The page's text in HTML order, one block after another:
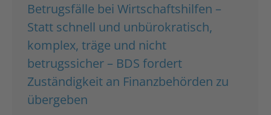
Betrugsfälle bei Wirtschaftshilfen –
Statt schnell und unbürokratisch,
komplex, träge und nicht
betrugssicher – BDS fordert
Zuständigkeit an Finanzbehörden zu
übergeben